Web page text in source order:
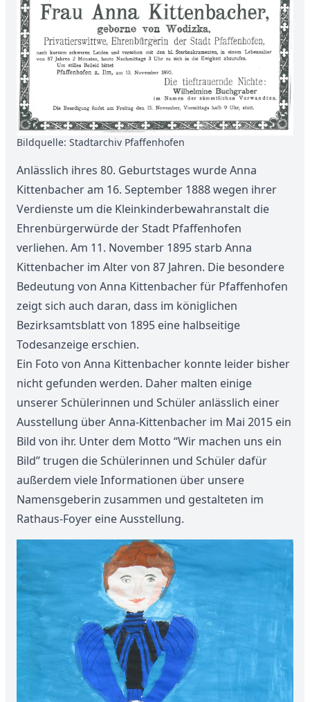
Bildquelle: Stadtarchiv Pfaffenhofen
Anlässlich ihres 80. Geburtstages wurde Anna
Kittenbacher am 16. September 1888 wegen ihrer
Verdienste um die Kleinkinderbewahranstalt die
Ehrenbürgerwürde der Stadt Pfaffenhofen
verliehen. Am 11. November 1895 starb Anna
Kittenbacher im Alter von 87 Jahren. Die besondere
Bedeutung von Anna Kittenbacher für Pfaffenhofen
zeigt sich auch daran, dass im königlichen
Bezirksamtsblatt von 1895 eine halbseitige
Todesanzeige erschien.
Ein Foto von Anna Kittenbacher konnte leider bisher
nicht gefunden werden. Daher malten einige
unserer Schülerinnen und Schüler anlässlich einer
Ausstellung über Anna-Kittenbacher im Mai 2015 ein
Bild von ihr. Unter dem Motto “Wir machen uns ein
Bild” trugen die Schülerinnen und Schüler dafür
außerdem viele Informationen über unsere
Namensgeberin zusammen und gestalteten im
Rathaus-Foyer eine Ausstellung.